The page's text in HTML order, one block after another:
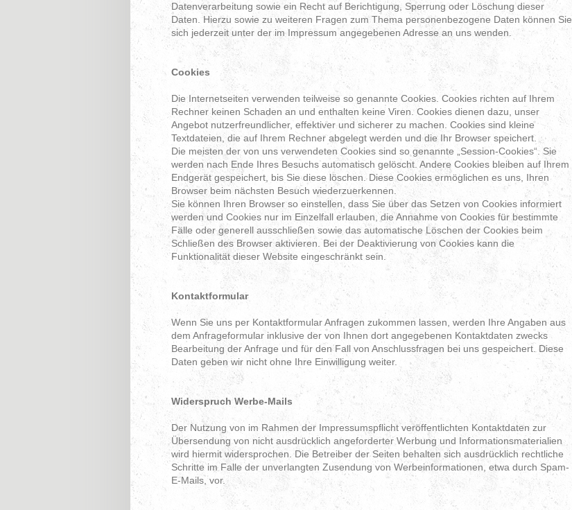
Datenverarbeitung sowie ein Recht auf Berichtigung, Sperrung oder Löschung dieser
Daten. Hierzu sowie zu weiteren Fragen zum Thema personenbezogene Daten können Sie
sich jederzeit unter der im Impressum angegebenen Adresse an uns wenden.
Cookies
Die Internetseiten verwenden teilweise so genannte Cookies. Cookies richten auf Ihrem
Rechner keinen Schaden an und enthalten keine Viren. Cookies dienen dazu, unser
Angebot nutzerfreundlicher, effektiver und sicherer zu machen. Cookies sind kleine
Textdateien, die auf Ihrem Rechner abgelegt werden und die Ihr Browser speichert.
Die meisten der von uns verwendeten Cookies sind so genannte „Session-Cookies“. Sie
werden nach Ende Ihres Besuchs automatisch gelöscht. Andere Cookies bleiben auf Ihrem
Endgerät gespeichert, bis Sie diese löschen. Diese Cookies ermöglichen es uns, Ihren
Browser beim nächsten Besuch wiederzuerkennen.
Sie können Ihren Browser so einstellen, dass Sie über das Setzen von Cookies informiert
werden und Cookies nur im Einzelfall erlauben, die Annahme von Cookies für bestimmte
Fälle oder generell ausschließen sowie das automatische Löschen der Cookies beim
Schließen des Browser aktivieren. Bei der Deaktivierung von Cookies kann die
Funktionalität dieser Website eingeschränkt sein.
Kontaktformular
Wenn Sie uns per Kontaktformular Anfragen zukommen lassen, werden Ihre Angaben aus
dem Anfrageformular inklusive der von Ihnen dort angegebenen Kontaktdaten zwecks
Bearbeitung der Anfrage und für den Fall von Anschlussfragen bei uns gespeichert. Diese
Daten geben wir nicht ohne Ihre Einwilligung weiter.
Widerspruch Werbe-Mails
Der Nutzung von im Rahmen der Impressumspflicht veröffentlichten Kontaktdaten zur
Übersendung von nicht ausdrücklich angeforderter Werbung und Informationsmaterialien
wird hiermit widersprochen. Die Betreiber der Seiten behalten sich ausdrücklich rechtliche
Schritte im Falle der unverlangten Zusendung von Werbeinformationen, etwa durch Spam-
E-Mails, vor.